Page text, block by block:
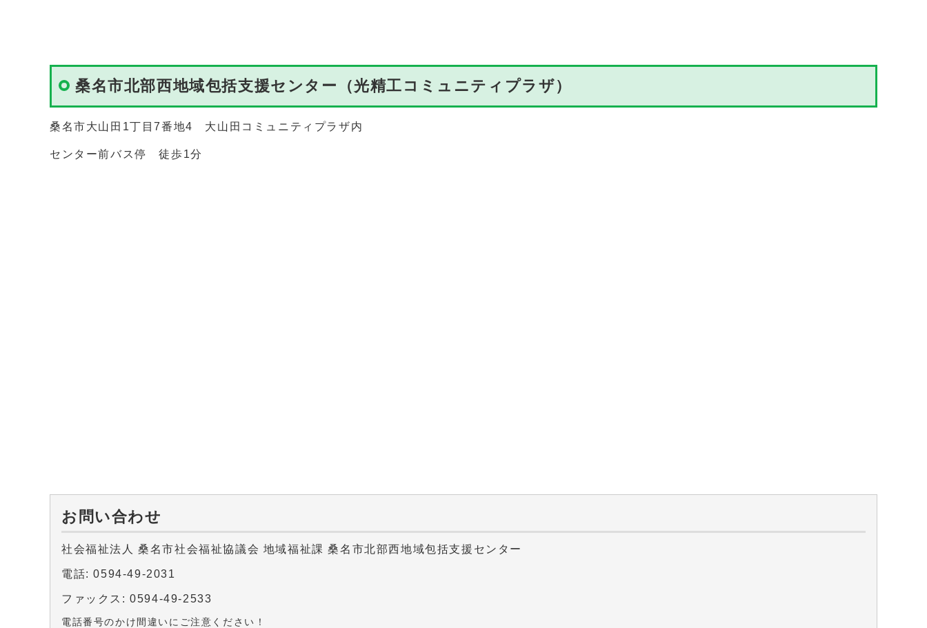
桑名市北部西地域包括支援センター（光精工コミュニティプラザ）
桑名市大山田1丁目7番地4 大山田コミュニティプラザ内
センター前バス停 徒歩1分
お問い合わせ
社会福祉法人 桑名市社会福祉協議会 地域福祉課 桑名市北部西地域包括支援センター
電話: 0594-49-2031
ファックス: 0594-49-2533
電話番号のかけ間違いにご注意ください！